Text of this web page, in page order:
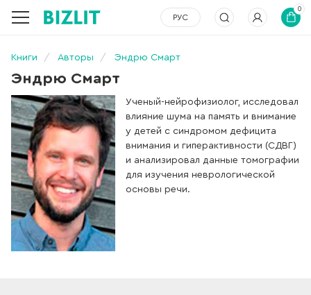
РУС
0
Книги Авторы Эндрю Смарт
Эндрю Смарт
Ученый-нейрофизиолог, исследовал
влияние шума на память и внимание
у детей с синдромом дефицита
внимания и гиперактивности (СДВГ)
и анализировал данные томографии
для изучения неврологической
основы речи.